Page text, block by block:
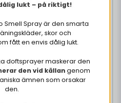
lukt – på riktigt!
Smell Spray är den smarta
skor och
fått en envis dålig lukt.
doftsprayer maskerar den
den vid källangenom
ämnen som orsakar
den.